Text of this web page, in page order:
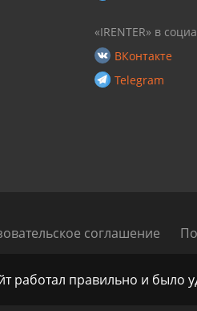
«IRENTER» в
ВКонтакте
Telegram
соглашение
- 2026 IRenter - Маркетплейс
работал правильно и было